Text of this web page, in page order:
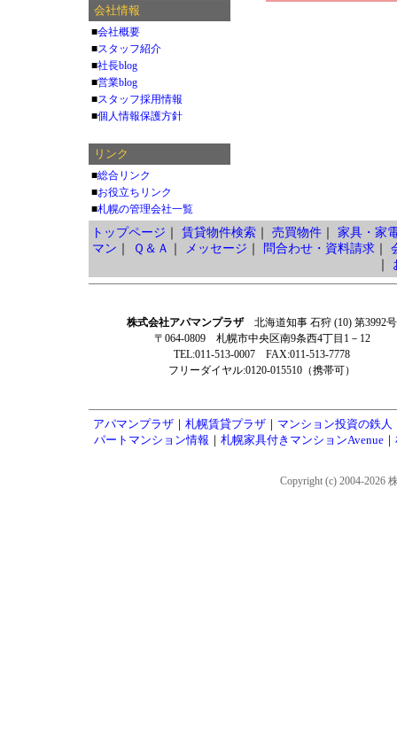
会社情報
■会社概要
■スタッフ紹介
■社長blog
■営業blog
■スタッフ採用情報
■個人情報保護方針
リンク
■総合リンク
■お役立ちリンク
■札幌の管理会社一覧
トップページ 賃貸物件検索｜ 売買物件｜ 家具・家
マン
Ｑ＆Ａ メッセージ 問合わせ・資料請求｜
株式会社アパマンプラザ北海道知事 石狩 (10) 第3992号
〒064-0809 札幌市中央区南9条西4丁目1－12
TEL:011-513-0007 FAX:011-513-7778
フリーダイヤル:0120-015510（携帯可）